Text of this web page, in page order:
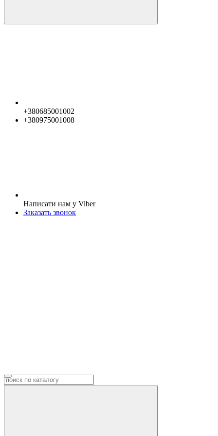
+380685001002
+380975001008
Написати нам у Viber
Заказать звонок